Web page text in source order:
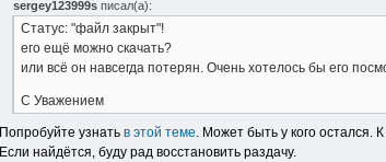
sergey123999sписал(а):
Статус: "файл закрыт"!
его ещё можно скачать?
или всё он навсегда потерян. Очень хотелось бы его
С Уважением
Попробуйте узнать в этой теме. Может быть у кого остался.
Если найдётся, буду рад восстановить раздачу.